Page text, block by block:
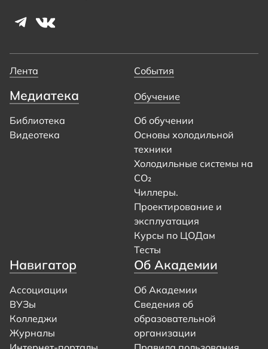
Лента События
Медиатека
Библиотека
Видеотека
Обучение
Об обучении
Основы холодильной
техники
Холодильные системы на
CO₂
Чиллеры.
Проектирование и
эксплуатация
Курсы по ЦОДам
Тесты
Навигатор
Ассоциации
ВУЗы
Колледжи
Журналы
Об Академии
Об Академии
Сведения об
образовательной
организации